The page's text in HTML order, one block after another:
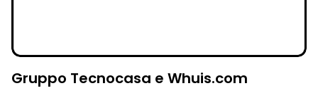
Gruppo Tecnocasa e Whuis.com